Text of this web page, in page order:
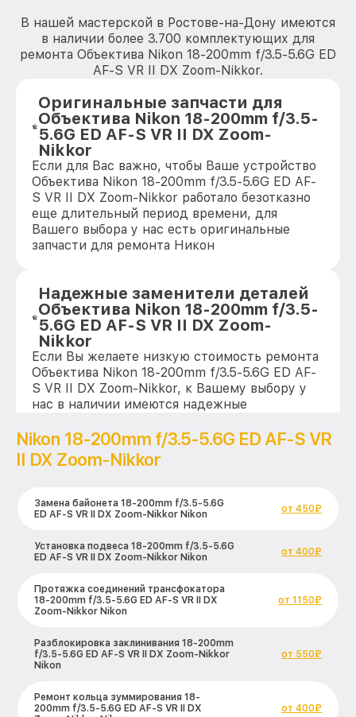
В нашей мастерской в Ростове-на-Дону имеются
в наличии более 3.700 комплектующих для
ремонта Объектива Nikon 18-200mm f/3.5-5.6G ED
AF-S VR II DX Zoom-Nikkor.
Оригинальные запчасти для
Объектива Nikon 18-200mm f/3.5-
5.6G ED AF-S VR II DX Zoom-
Nikkor
Если для Вас важно, чтобы Ваше устройство
Объектива Nikon 18-200mm f/3.5-5.6G ED AF-
S VR II DX Zoom-Nikkor работало безотказно
еще длительный период времени, для
Вашего выбора у нас есть оригинальные
запчасти для ремонта Никон
Надежные заменители деталей
Объектива Nikon 18-200mm f/3.5-
5.6G ED AF-S VR II DX Zoom-
Nikkor
Если Вы желаете низкую стоимость ремонта
Объектива Nikon 18-200mm f/3.5-5.6G ED AF-
S VR II DX Zoom-Nikkor, к Вашему выбору у
нас в наличии имеются надежные
Nikon 18-200mm f/3.5-5.6G ED AF-S VR
II DX Zoom-Nikkor
Замена байонета 18-200mm f/3.5-5.6G
ED AF-S VR II DX Zoom-Nikkor Nikon
от 450₽
Установка подвеса 18-200mm f/3.5-5.6G
ED AF-S VR II DX Zoom-Nikkor Nikon
от 400₽
Протяжка соединений трансфокатора
18-200mm f/3.5-5.6G ED AF-S VR II DX
Zoom-Nikkor Nikon
от 1150₽
Разблокировка заклинивания 18-200mm
f/3.5-5.6G ED AF-S VR II DX Zoom-Nikkor
Nikon
от 550₽
Ремонт кольца зуммирования 18-
200mm f/3.5-5.6G ED AF-S VR II DX
от 400₽